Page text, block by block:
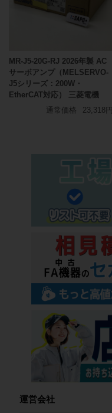
MR-J5-20G-RJ 2026年製 AC
サーボアンプ（MELSERVO-
J5シリーズ：200W・
EtherCAT対応） 三菱電機
通常価格
23,318円
運営会社